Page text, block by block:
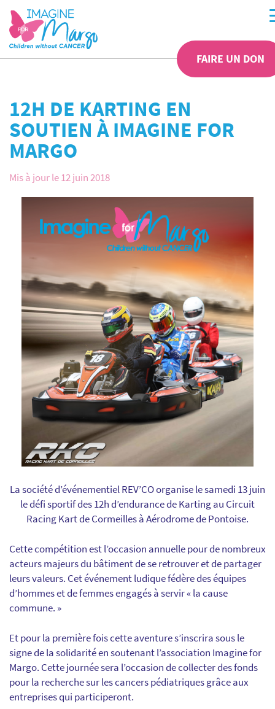
FAIRE UN DON
12H DE KARTING EN
SOUTIEN À IMAGINE FOR
MARGO
Mis à jour le 12 juin 2018
La société d’événementiel REV’CO organise le samedi 13 juin
le défi sportif des 12h d’endurance de Karting au Circuit
Racing Kart de Cormeilles à Aérodrome de Pontoise.
Cette compétition est l’occasion annuelle pour de nombreux
acteurs majeurs du bâtiment de se retrouver et de partager
leurs valeurs. Cet événement ludique fédère des équipes
d’hommes et de femmes engagés à servir « la cause
commune. »
Et pour la première fois cette aventure s’inscrira sous le
signe de la solidarité en soutenant l’association Imagine for
Margo. Cette journée sera l’occasion de collecter des fonds
pour la recherche sur les cancers pédiatriques grâce aux
entreprises qui participeront.